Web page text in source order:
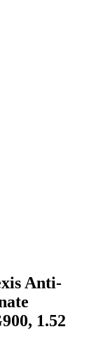
Anti-
1.52